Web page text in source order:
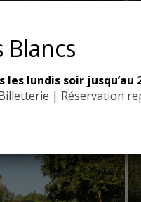
Blancs
les lundis soir jusqu’au
| Réservation